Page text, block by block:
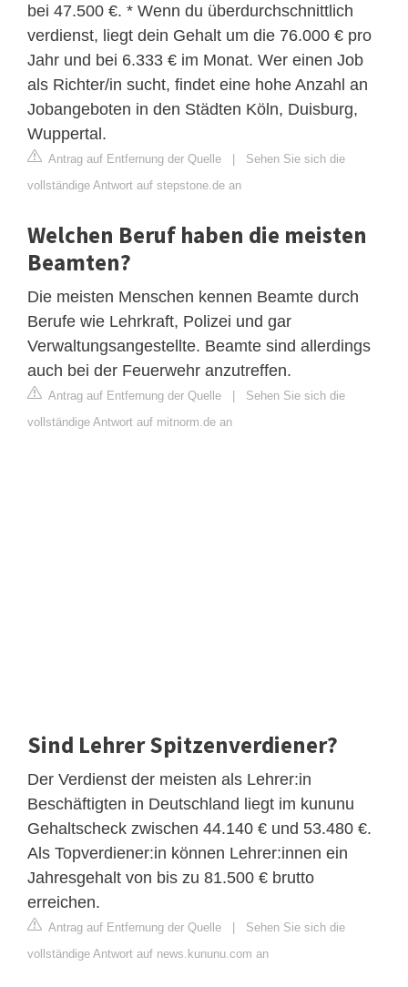
bei 47.500 €. * Wenn du überdurchschnittlich
verdienst, liegt dein Gehalt um die 76.000 € pro
Jahr und bei 6.333 € im Monat. Wer einen Job
als Richter/in sucht, findet eine hohe Anzahl an
Jobangeboten in den Städten Köln, Duisburg,
Wuppertal.
Antrag auf Entfernung der Quelle | Sehen Sie sich die
vollständige Antwort auf stepstone.de an
Welchen Beruf haben die meisten
Beamten?
Die meisten Menschen kennen Beamte durch
Berufe wie Lehrkraft, Polizei und gar
Verwaltungsangestellte. Beamte sind allerdings
auch bei der Feuerwehr anzutreffen.
Antrag auf Entfernung der Quelle | Sehen Sie sich die
vollständige Antwort auf mitnorm.de an
Sind Lehrer Spitzenverdiener?
Der Verdienst der meisten als Lehrer:in
Beschäftigten in Deutschland liegt im kununu
Gehaltscheck zwischen 44.140 € und 53.480 €.
Als Topverdiener:in können Lehrer:innen ein
Jahresgehalt von bis zu 81.500 € brutto
erreichen.
Antrag auf Entfernung der Quelle | Sehen Sie sich die
vollständige Antwort auf news.kununu.com an